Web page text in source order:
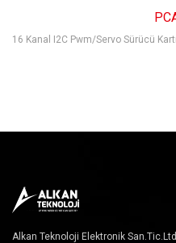
Lambalar ve Ledler
Pil, Akü ve Şarj Cihazları
GAIA
16 Kanal I2C Pwm/Servo Sürücü Kartı
Alkan Teknoloji Elektronik